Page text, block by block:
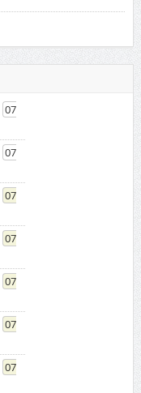
07
07
07
07
07
07
07